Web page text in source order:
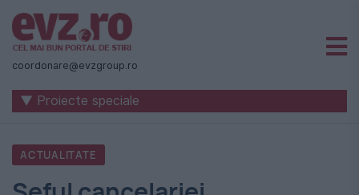
Știri
naționale
internaționale
România
coordonare@evzgroup.ro
▼ Proiecte speciale
ACTUALITATE